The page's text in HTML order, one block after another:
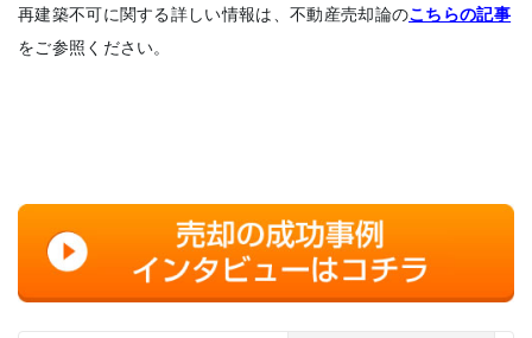
再建築不可に関する詳しい情報は、不動産売却論のこちらの記事
をご参照ください。